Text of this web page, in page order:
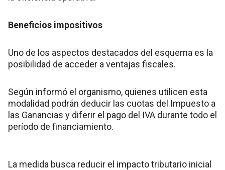
Beneficios impositivos
Uno de los aspectos destacados del esquema es la
posibilidad de acceder a ventajas fiscales.
Según informó el organismo, quienes utilicen esta
modalidad podrán deducir las cuotas del Impuesto a
las Ganancias y diferir el pago del IVA durante todo el
período de financiamiento.
La medida busca reducir el impacto tributario inicial